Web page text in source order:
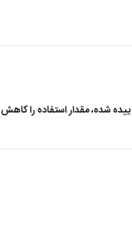
شده، مقدار استفاده را